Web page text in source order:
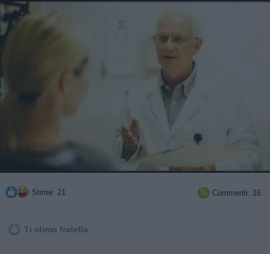
Stime: 21  Commenti: 16
Ti stimo fratella